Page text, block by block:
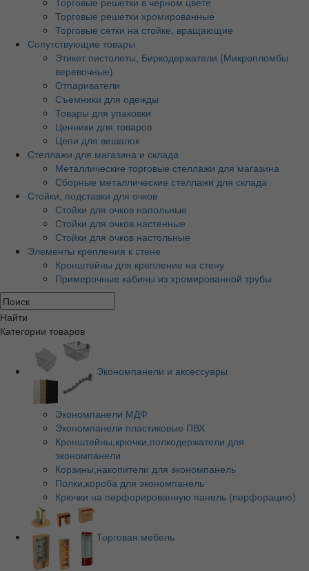
Торговые решетки хромированные
Торговые сетки на стойке, вращающие
Сопутствующие товары
Этикет пистолеты, Биркодержатели (Микропломбы
веревочные)
Отпариватели
Съемники для одежды
Товары для упаковки
Ценники для товаров
Цепи для вешалок
Стеллажи для магазина и склада
Металлические торговые стеллажи для магазина
Сборные металлические стеллажи для склада
Стойки, подставки для очков
Стойки для очков напольные
Стойки для очков настенные
Стойки для очков настольные
Элементы крепления к стене
Кронштейны для крепление на стену
Примерочные кабины из хромированной трубы
Найти
Категории товаров
Экономпанели и аксессуары
Экономпанели МДФ
Экономпанели пластиковые ПВХ
Кронштейны,крючки,полкодержатели для
экономпанели
Корзины,накопители для экономпанель
Полки,короба для экономпанель
Крючки на перфорированную панель (перфорацию)
Торговая мебель